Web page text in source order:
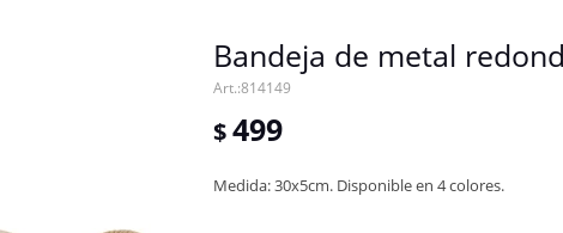
Bandeja de metal
814149
$499
Medida: 30x5cm. Disponible en 4 colores.